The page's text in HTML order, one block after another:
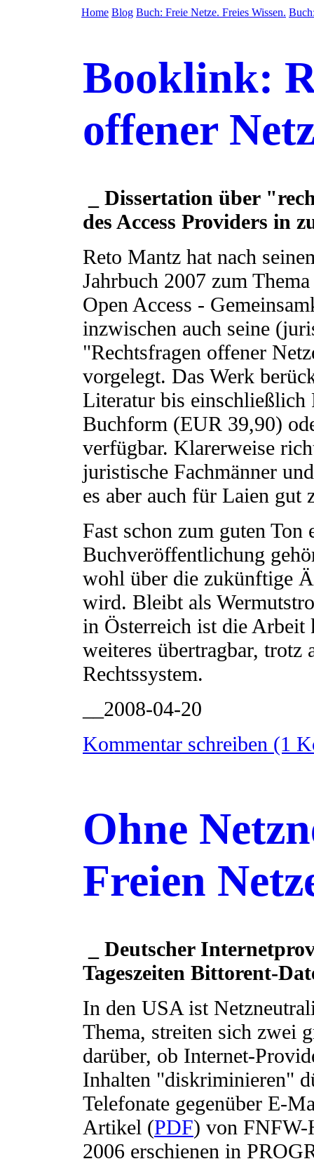
Home Blog Buch: Freie Netze. Freies Wissen.
Booklink:
offener
_ Dissertation über
des Access Providers in
Reto Mantz hat nach
Jahrbuch 2007 zum
Open Access -
inzwischen auch seine
"Rechtsfragen offener
vorgelegt. Das Werk
Literatur bis einschließlich
Buchform (EUR 39,90)
verfügbar. Klarerweise
juristische Fachmänner
es aber auch für Laien gut
Fast schon zum guten Ton
Buchveröffentlichung
wohl über die zukünftige
wird. Bleibt als
in Österreich ist die Arbeit
weiteres übertragbar,
Rechtssystem.
__2008-04-20
Kommentar schreiben (1
Ohne
Freien
_ Deutscher
Tageszeiten Bittorent-
In den USA ist
Thema, streiten sich zwei
darüber, ob Internet-
Inhalten "diskriminieren"
Telefonate gegenüber E-
Artikel (PDF) von FNFW-
2006 erschienen in